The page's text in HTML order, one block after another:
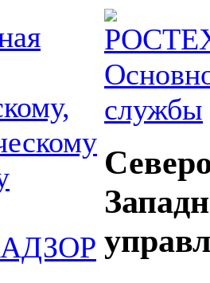
службы